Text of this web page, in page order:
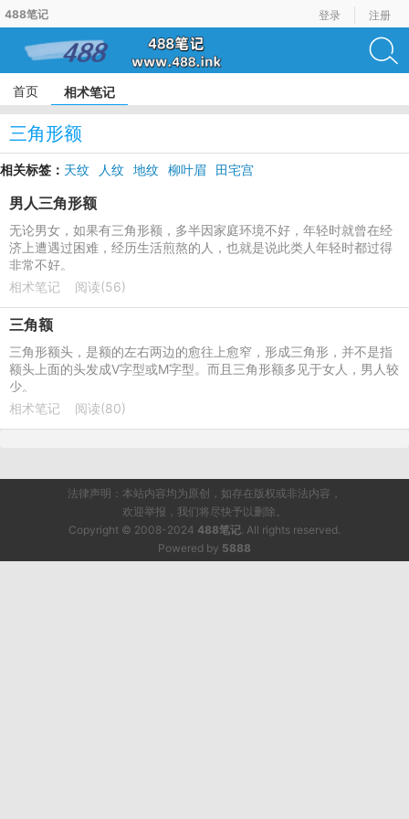
488笔记 登录 注册
首页 相术笔记
三角形额
相关标签： 天纹 人纹 地纹 柳叶眉 田宅宫
男人三角形额
无论男女，如果有三角形额，多半因家庭环境不好，年轻时就曾在经
济上遭遇过困难，经历生活煎熬的人，也就是说此类人年轻时都过得
非常不好。
相术笔记
阅读(56)
三角额
三角形额头，是额的左右两边的愈往上愈窄，形成三角形，并不是指
额头上面的头发成V字型或M字型。而且三角形额多见于女人，男人较
少。
相术笔记
阅读(80)
法律声明：本站内容均为原创，如存在版权或非法内容，
欢迎举报，我们将尽快予以删除。
Copyright © 2008-2024 488笔记. All rights reserved.
Powered by 5888